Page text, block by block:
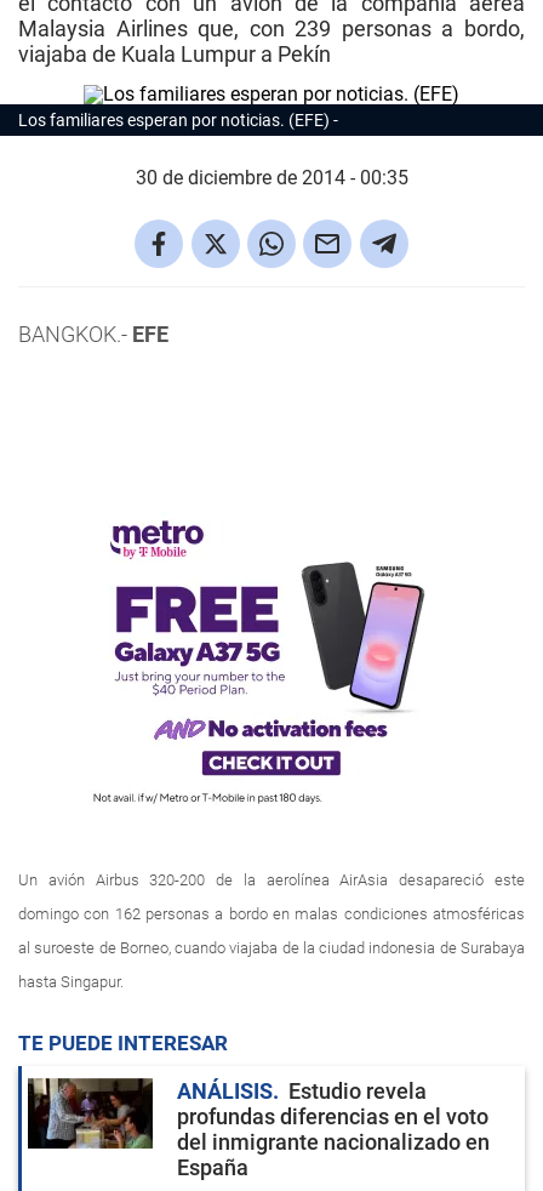
Malaysia Airlines que, con 239 personas a bordo,
viajaba de Kuala Lumpur a Pekín
Los familiares esperan por noticias. (EFE)
30 de diciembre de 2014 - 00:35
BANGKOK.- EFE
Un avión Airbus 320-200 de la aerolínea AirAsia desapareció este
domingo con 162 personas a bordo en malas condiciones atmosféricas
al suroeste de Borneo, cuando viajaba de la ciudad indonesia de Surabaya
hasta Singapur.
TE PUEDE INTERESAR
ANÁLISIS
Estudio revela
profundas diferencias en el voto
del inmigrante nacionalizado en
España